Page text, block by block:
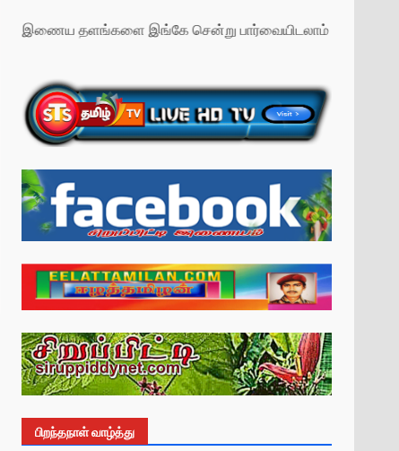
எமது இணைய தளங்களை இங்கே சென்று பார்வையிடலாம் ....
பிறந்தநாள் வாழ்த்து